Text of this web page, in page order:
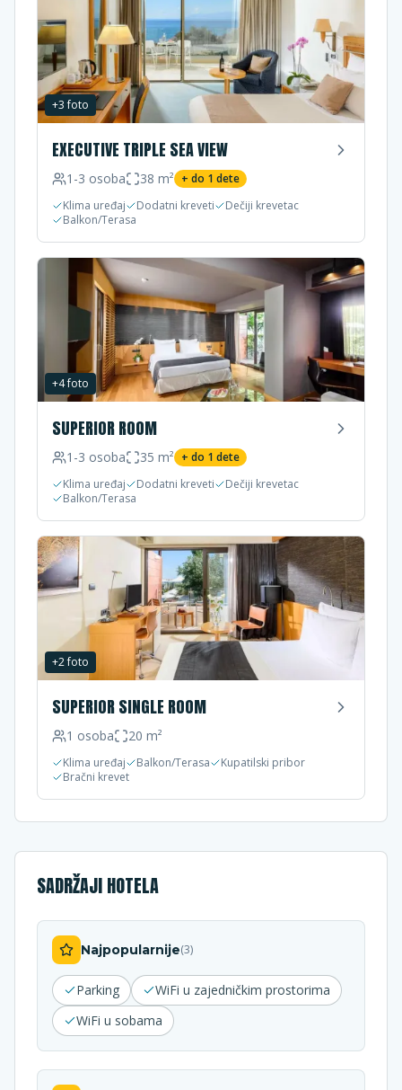
+3foto
EXECUTIVE TRIPLE SEA VIEW
1-3 osoba 38 m² + do 1 dete
Klima uređaj
Dodatni kreveti
Dečiji krevetac
Balkon/Terasa
+4foto
SUPERIOR ROOM
1-3 osoba 35 m² + do 1 dete
Klima uređaj
Dodatni kreveti
Dečiji krevetac
Balkon/Terasa
+2foto
SUPERIOR SINGLE ROOM
1 osoba 20 m²
Klima uređaj Balkon/Terasa
Kupatilski pribor
Bračni krevet
SADRŽAJI HOTELA
Najpopularnije(3)
Parking
WiFi u zajedničkim prostorima
WiFi u sobama